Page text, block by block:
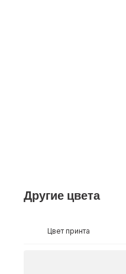
Другие цвета
Цвет принта